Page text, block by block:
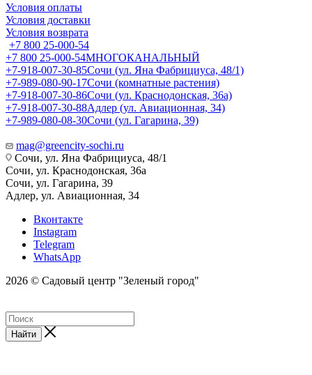
Условия оплаты
Условия доставки
Условия возврата
+7 800 25-000-54
+7 800 25-000-54МНОГОКАНАЛЬНЫЙ
+7-918-007-30-85Сочи (ул. Яна Фабрициуса, 48/1)
+7-989-080-90-17Сочи (комнатные растения)
+7-918-007-30-86Сочи (ул. Краснодонская, 36а)
+7-918-007-30-88Адлер (ул. Авиационная, 34)
+7-989-080-08-30Сочи (ул. Гагарина, 39)
mag@greencity-sochi.ru
Сочи, ул. Яна Фабрициуса, 48/1
Сочи, ул. Краснодонская, 36а
Сочи, ул. Гагарина, 39
Адлер, ул. Авиационная, 34
Вконтакте
Instagram
Telegram
WhatsApp
2026 © Садовый центр "Зеленый город"
Найти